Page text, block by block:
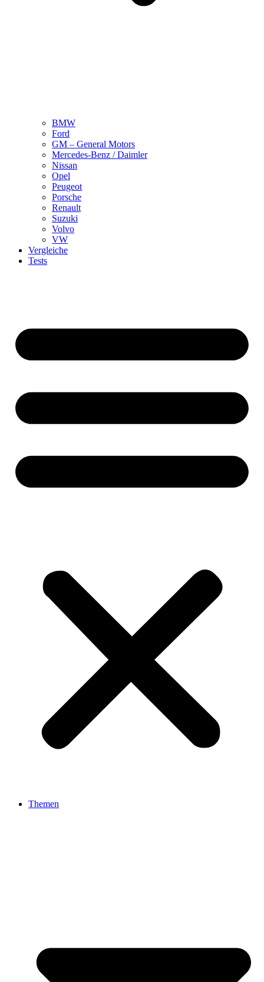
BMW
Ford
GM – General Motors
Mercedes-Benz / Daimler
Nissan
Opel
Peugeot
Porsche
Renault
Suzuki
Volvo
VW
Vergleiche
Tests
Themen